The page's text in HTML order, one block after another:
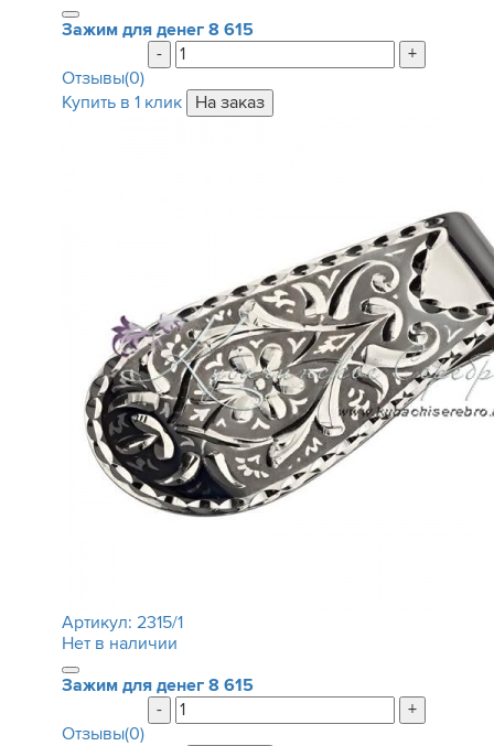
Зажим для денег 8 615
-
+
Отзывы(0)
Купить в 1 клик
Артикул: 2315/1
Нет в наличии
Зажим для денег 8 615
-
+
Отзывы(0)